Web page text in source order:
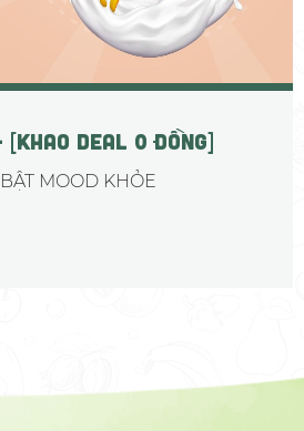
[KHAO DEAL 0 ĐỒNG]
MOOD KHỎE